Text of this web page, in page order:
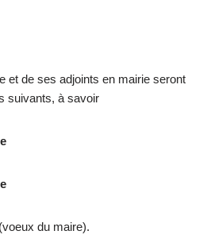
et de ses adjoints en mairie seront
suivants, à savoir
(voeux du maire).